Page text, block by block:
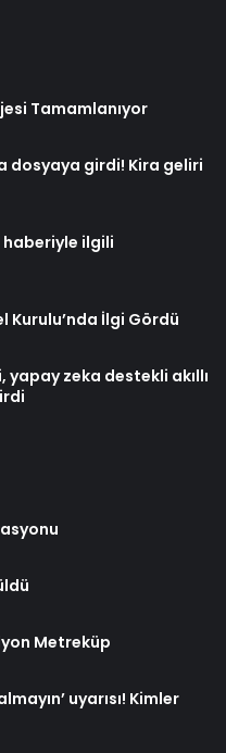
Tamamlanıyor
dosyaya girdi! Kira geliri
haberiyle ilgili
Kurulu’nda İlgi Gördü
zeka destekli akıllı
Metreküp
uyarısı! Kimler